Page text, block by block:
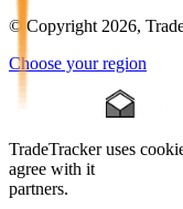
© Copyright 2026,
Choose your region
TradeTracker uses
agree with it
partners.